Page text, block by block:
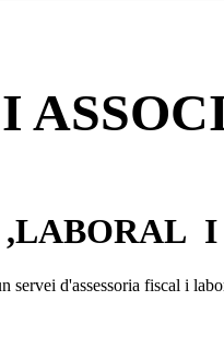
d'assessoria fiscal i